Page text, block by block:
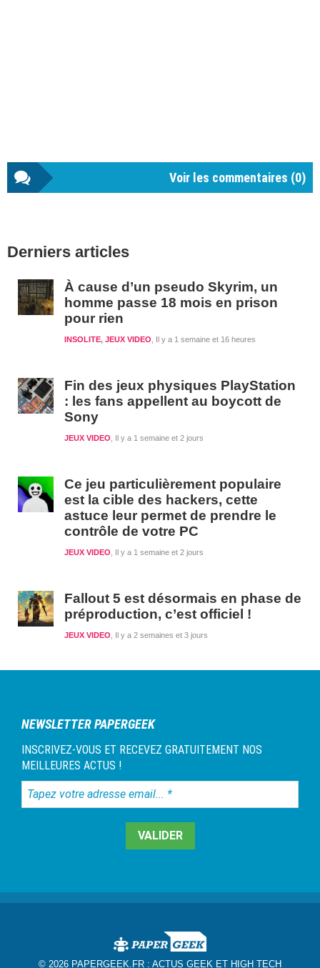
Voir les commentaires (0)
latérale
Derniers articles
À cause d’un pseudo Skyrim, un
homme passe 18 mois en prison
pour rien
Il y a 1 semaine et 16 heures
INSOLITE, JEUX VIDEO
Fin des jeux physiques PlayStation
: les fans appellent au boycott de
Sony
Il y a 1 semaine et 2 jours
JEUX VIDEO
Ce jeu particulièrement populaire
est la cible des hackers, cette
astuce leur permet de prendre le
contrôle de votre PC
Il y a 1 semaine et 2 jours
JEUX VIDEO
Fallout 5 est désormais en phase de
préproduction, c’est officiel !
Il y a 2 semaines et 3 jours
JEUX VIDEO
NEWSLETTER PAPERGEEK
INSCRIVEZ-VOUS ET RECEVEZ GRATUITEMENT NOS
MEILLEURES ACTUS !
Tapez
votre
© 2026 PAPERGEEK.FR : ACTUS GEEK ET HIGH TECH